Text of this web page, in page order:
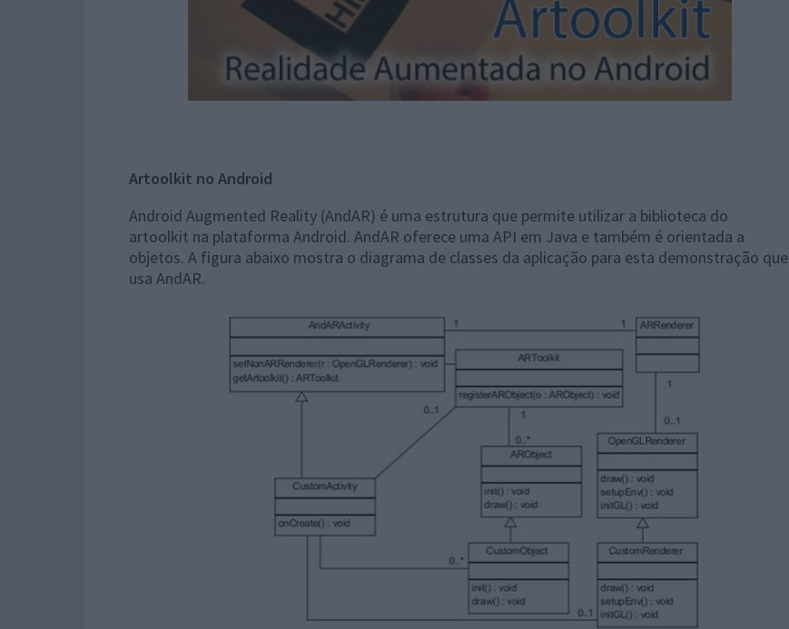
Artoolkit no Android
Android Augmented Reality (AndAR) é uma estrutura que permite utilizar a biblioteca do
artoolkit na plataforma Android. AndAR oferece uma API em Java e também é orientada a
objetos. A figura abaixo mostra o diagrama de classes da aplicação para esta demonstração que
usa AndAR.